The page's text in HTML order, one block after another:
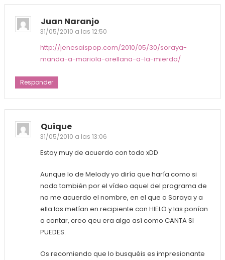
Juan Naranjo
31/05/2010 a las 12:50
http://jenesaispop.com/2010/05/30/soraya-
manda-a-mariola-orellana-a-la-mierda/
Responder
Quique
31/05/2010 a las 13:06
Estoy muy de acuerdo con todo xDD
Aunque lo de Melody yo diría que haría como si
nada también por el vídeo aquel del programa de
no me acuerdo el nombre, en el que a Soraya y a
ella las metían en recipiente con HIELO y las ponían
a cantar, creo qeu era algo así como CANTA SI
PUEDES.
Os recomiendo que lo busquéis es impresionante